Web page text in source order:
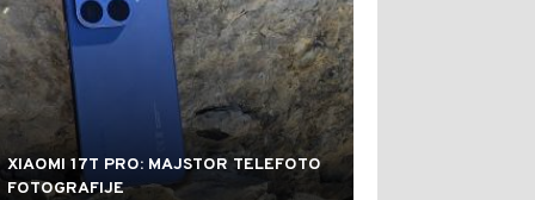
XIAOMI 17T PRO: MAJSTOR TELEFOTO
FOTOGRAFIJE